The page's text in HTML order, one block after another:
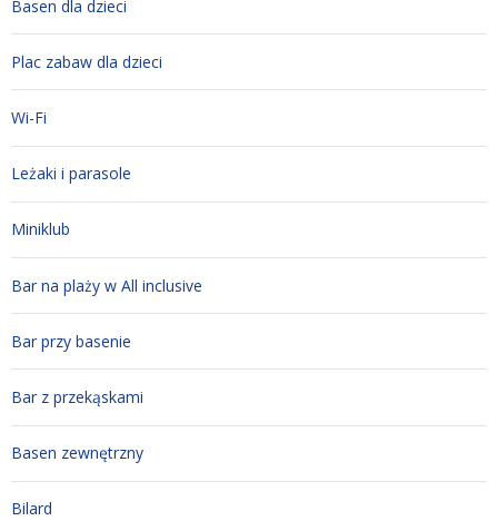
Basen dla dzieci
Plac zabaw dla dzieci
Wi-Fi
Leżaki i parasole
Miniklub
Bar na plaży w All inclusive
Bar przy basenie
Bar z przekąskami
Basen zewnętrzny
Bilard